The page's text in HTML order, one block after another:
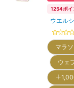
1254ポイ
ウエル
マラ
ウェ
＋